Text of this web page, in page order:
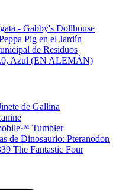
- Gabby's Dollhouse
Pig en el Jardín
de Residuos
Azul (EN ALEMÁN)
de Gallina
Tumbler
de Dinosaurio: Pteranodon
The Fantastic Four